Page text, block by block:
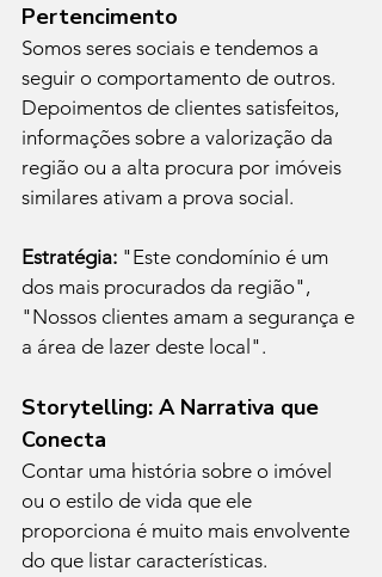
Pertencimento
Somos seres sociais e tendemos a
seguir o comportamento de outros.
Depoimentos de clientes satisfeitos,
informações sobre a valorização da
região ou a alta procura por imóveis
similares ativam a prova social.
Estratégia: "Este condomínio é um
dos mais procurados da região",
"Nossos clientes amam a segurança e
a área de lazer deste local".
Storytelling: A Narrativa que
Conecta
Contar uma história sobre o imóvel
ou o estilo de vida que ele
proporciona é muito mais envolvente
do que listar características.